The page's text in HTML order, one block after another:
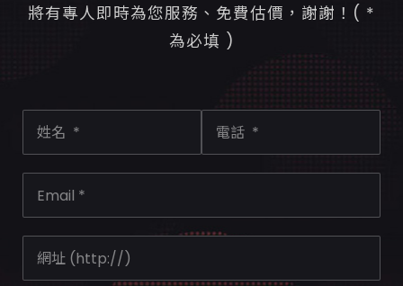
將有專人即時為您服務、免費估價，謝謝！( *
為必填 )